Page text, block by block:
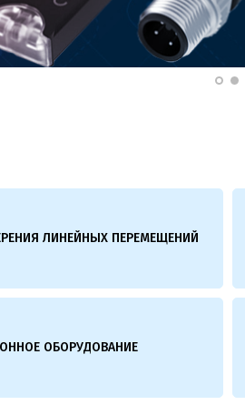
ЛИНЕЙНЫХ ПЕРЕМЕЩЕНИЙ
ОБОРУДОВАНИЕ